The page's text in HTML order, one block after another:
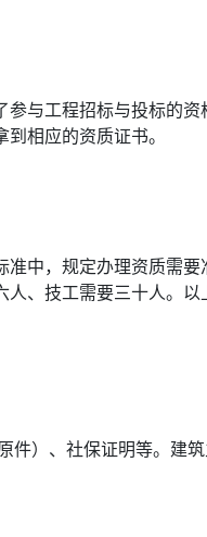
与工程招标与投标的
相应的资质证书。
中，规定办理资质需
、技工需要三十人。
）、社保证明等。建